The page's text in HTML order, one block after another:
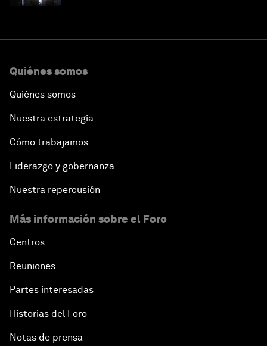
Quiénes somos
Quiénes somos
Nuestra estrategia
Cómo trabajamos
Liderazgo y gobernanza
Nuestra repercusión
Más información sobre el Foro
Centros
Reuniones
Partes interesadas
Historias del Foro
Notas de prensa